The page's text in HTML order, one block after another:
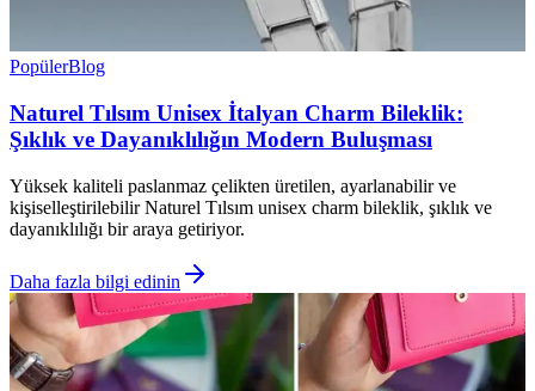
PopülerBlog
Naturel Tılsım Unisex İtalyan Charm Bileklik:
Şıklık ve Dayanıklılığın Modern Buluşması
Yüksek kaliteli paslanmaz çelikten üretilen, ayarlanabilir ve
kişiselleştirilebilir Naturel Tılsım unisex charm bileklik, şıklık ve
dayanıklılığı bir araya getiriyor.
Daha fazla bilgi edinin